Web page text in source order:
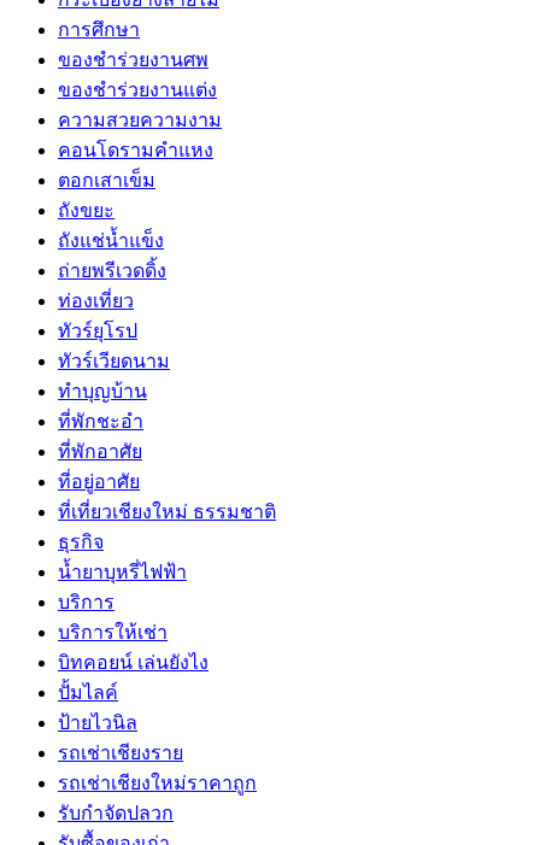
การศึกษา
ของชำร่วยงานศพ
ของชำร่วยงานแต่ง
ความสวยความงาม
คอนโดรามคำแหง
ตอกเสาเข็ม
ถังขยะ
ถังแช่น้ำแข็ง
ถ่ายพรีเวดดิ้ง
ท่องเที่ยว
ทัวร์ยุโรป
ทัวร์เวียดนาม
ทำบุญบ้าน
ที่พักชะอำ
ที่พักอาศัย
ที่อยู่อาศัย
ที่เที่ยวเชียงใหม่ ธรรมชาติ
ธุรกิจ
น้ำยาบุหรี่ไฟฟ้า
บริการ
บริการให้เช่า
บิทคอยน์ เล่นยังไง
ปั้มไลค์
ป้ายไวนิล
รถเช่าเชียงราย
รถเช่าเชียงใหม่ราคาถูก
รับกำจัดปลวก